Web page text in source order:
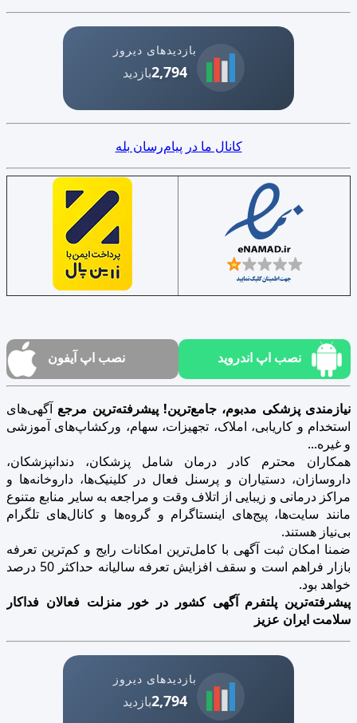
بازدیدهای دیروز
2,794بازدید
کانال ما در پیام‌رسان بله
نصب اپ اندروید نصب اپ آیفون
نیازمندی پزشکی مدبوم، جامع‌ترین! پیشرفته‌ترین مرجع آگهی‌های
استخدام و کاریابی، املاک، تجهیزات، سهام، ورکشاپ‌های آموزشی
و غیره...
همکاران محترم کادر درمان شامل پزشکان، دندانپزشکان،
داروسازان، دستیاران و پرسنل فعال در کلینیک‌ها، داروخانه‌ها و
مراکز درمانی و زیبایی از اتلاف وقت و مراجعه به سایر منابع متنوع
مانند سایت‌ها، پیج‌های اینستاگرام و گروه‌ها و کانال‌های تلگرام
بی‌نیاز هستند.
ضمنا امکان ثبت آگهی با کامل‌ترین امکانات رایج و کم‌ترین تعرفه
بازار فراهم است و سقف افزایش تعرفه سالیانه حداکثر 50 درصد
خواهد بود.
پیشرفته‌ترین پلتفرم آگهی کشور در خور منزلت فعالان فداکار
سلامت ایران عزیز
بازدیدهای دیروز
2,794بازدید